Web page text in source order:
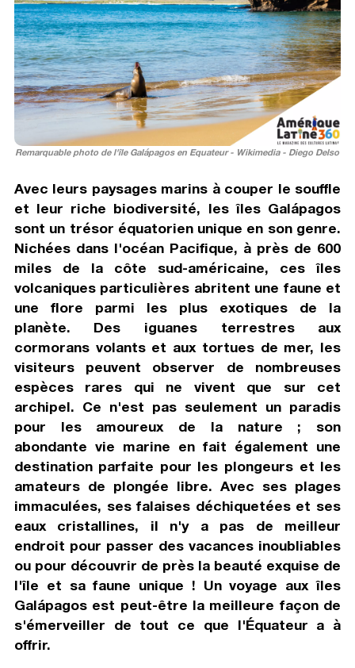
Remarquable photo de l'île Galápagos en Equateur - Wikimedia - Diego Delso
Avec leurs paysages marins à couper le souffle
et leur riche biodiversité, les îles Galápagos
sont un trésor équatorien unique en son genre.
Nichées dans l'océan Pacifique, à près de 600
miles de la côte sud-américaine, ces îles
volcaniques particulières abritent une faune et
une flore parmi les plus exotiques de la
planète. Des iguanes terrestres aux
cormorans volants et aux tortues de mer, les
visiteurs peuvent observer de nombreuses
espèces rares qui ne vivent que sur cet
archipel. Ce n'est pas seulement un paradis
pour les amoureux de la nature ; son
abondante vie marine en fait également une
destination parfaite pour les plongeurs et les
amateurs de plongée libre. Avec ses plages
immaculées, ses falaises déchiquetées et ses
eaux cristallines, il n'y a pas de meilleur
endroit pour passer des vacances inoubliables
ou pour découvrir de près la beauté exquise de
l'île et sa faune unique ! Un voyage aux îles
Galápagos est peut-être la meilleure façon de
s'émerveiller de tout ce que l'Équateur a à
offrir.